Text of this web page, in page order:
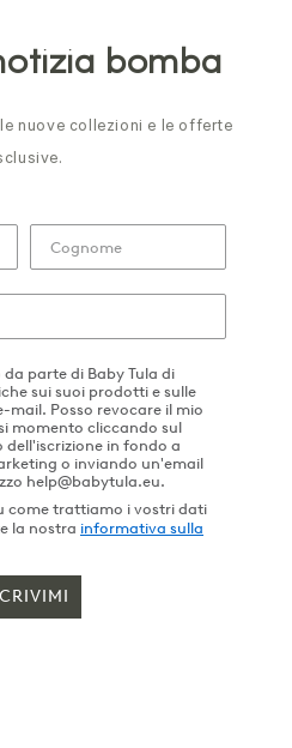
bomba
nuove collezioni e le offerte
parte di Baby Tula di
sui suoi prodotti e sulle
mail. Posso revocare il mio
momento cliccando sul
in fondo a
o inviando un'email
help@babytula.eu.
come trattiamo i vostri dati
la nostra informativa sulla